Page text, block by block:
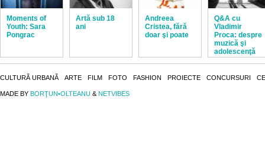
Moments of
Youth: Sara
Pongrac
Artă sub 18
ani
Andreea
Cristea, fără
doar şi poate
Q&A cu
Vladimir
Proca: despre
muzică şi
adolescenţă
CULTURĂ URBANĂ ARTE FILM FOTO FASHION PROIECTE CONCURSURI
MADE BY BORŢUN•OLTEANU & NETVIBES